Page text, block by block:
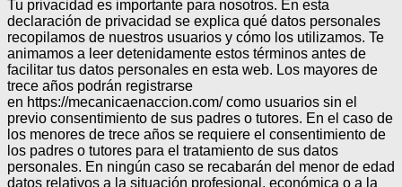
Tu privacidad es importante para nosotros. En esta
declaración de privacidad se explica qué datos personales
recopilamos de nuestros usuarios y cómo los utilizamos. Te
animamos a leer detenidamente estos términos antes de
facilitar tus datos personales en esta web. Los mayores de
trece años podrán registrarse
en https://mecanicaenaccion.com/ como usuarios sin el
previo consentimiento de sus padres o tutores. En el caso de
los menores de trece años se requiere el consentimiento de
los padres o tutores para el tratamiento de sus datos
personales. En ningún caso se recabarán del menor de edad
datos relativos a la situación profesional, económica o a la